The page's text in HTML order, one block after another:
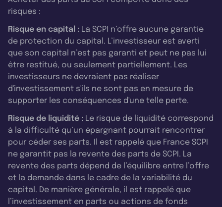
risques :
Risque en capital : La SCPI n’offre aucune garantie
de protection du capital. L’investisseur est averti
que son capital n’est pas garanti et peut ne pas lui
être restitué, ou seulement partiellement. Les
investisseurs ne devraient pas réaliser
d'investissement s'ils ne sont pas en mesure de
supporter les conséquences d'une telle perte.
Risque de liquidité : Le risque de liquidité correspond
à la difficulté qu’un épargnant pourrait rencontrer
pour céder ses parts. Il est rappelé que France SCPI
ne garantit pas la revente des parts de SCPI. La
revente des parts dépend de l’équilibre entre l’offre
et la demande dans le cadre de la variabilité du
capital. De manière générale, il est rappelé que
l’investissement en parts ou actions de fonds